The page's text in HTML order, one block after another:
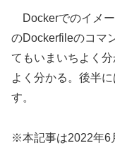
Dockerでのイメ
のDockerfileのコマ
てもいまいちよく
よく分かる。後半
す。
※本記事は2022年6